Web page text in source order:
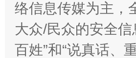
在谋一域中谋全局
络信息传媒为主，
大众/民众的安全
百姓”和“说真话、